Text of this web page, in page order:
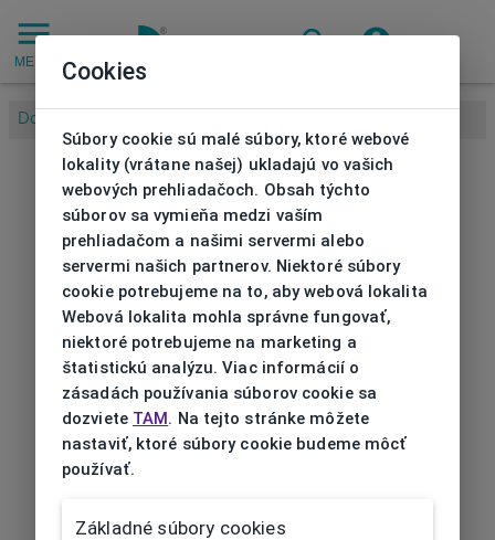
MENU
Domov
Cookies
Súbory cookie sú malé súbory, ktoré webové
lokality (vrátane našej) ukladajú vo vašich
webových prehliadačoch. Obsah týchto
súborov sa vymieňa medzi vaším
prehliadačom a našimi servermi alebo
servermi našich partnerov. Niektoré súbory
cookie potrebujeme na to, aby webová lokalita
Webová lokalita mohla správne fungovať,
niektoré potrebujeme na marketing a
štatistickú analýzu. Viac informácií o
zásadách používania súborov cookie sa
dozviete TAM. Na tejto stránke môžete
nastaviť, ktoré súbory cookie budeme môcť
používať.
Základné súbory cookies